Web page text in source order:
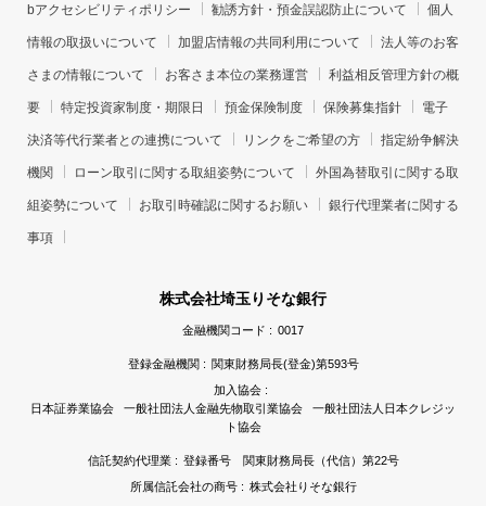
bアクセシビリティポリシー 勧誘方針・預金誤認防止について 個人
情報の取扱いについて 加盟店情報の共同利用について 法人等のお客
さまの情報について お客さま本位の業務運営 利益相反管理方針の概
要 特定投資家制度・期限日 預金保険制度 保険募集指針 電子
決済等代行業者との連携について リンクをご希望の方 指定紛争解決
機関 ローン取引に関する取組姿勢について 外国為替取引に関する取
組姿勢について お取引時確認に関するお願い 銀行代理業者に関する
事項
株式会社埼玉りそな銀行
金融機関コード : 0017
登録金融機関 : 関東財務局長(登金)第593号
加入協会 :
日本証券業協会 一般社団法人金融先物取引業協会 一般社団法人日本クレジッ
ト協会
信託契約代理業 : 登録番号 関東財務局長（代信）第22号
所属信託会社の商号 : 株式会社りそな銀行